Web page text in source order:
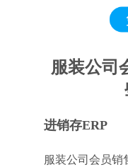
服装公司
进销存ERP
服装公司会员销